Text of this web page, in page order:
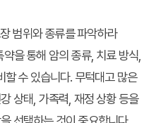
범위와 종류를 파악하라
을 통해 암의 종류, 치료 방식,
수 있습니다. 무턱대고 많은
상태, 가족력, 재정 상황 등을